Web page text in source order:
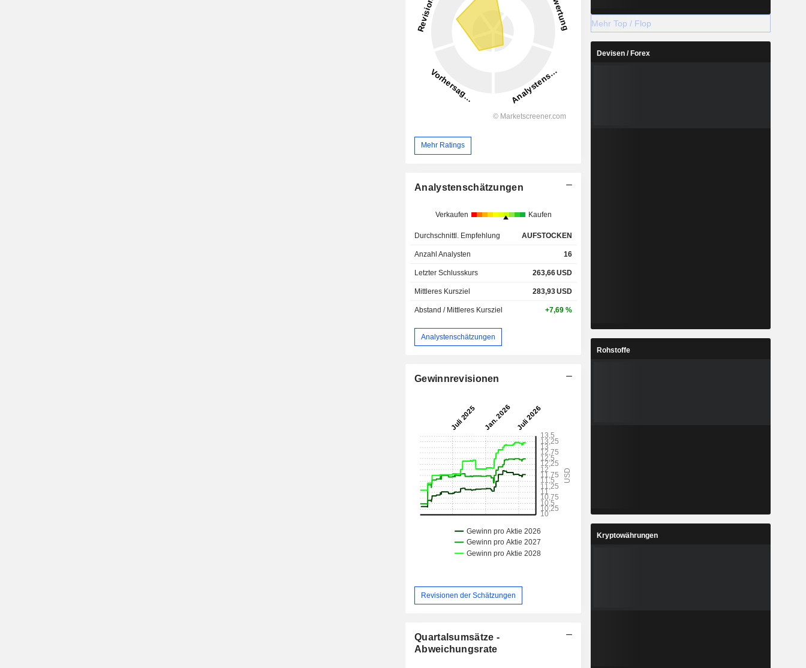
Mehr Ratings
Analystenschätzungen
Verkaufen Kaufen
Durchschnittl. Empfehlung AUFSTOCKEN
Anzahl Analysten 16
Letzter Schlusskurs 263,66USD
Mittleres Kursziel 283,93USD
Abstand / Mittleres Kursziel +7,69 %
Analystenschätzungen
Gewinnrevisionen
Revisionen der Schätzungen
Quartalsumsätze -
Abweichungsrate
Mehr Top / Flop
Devisen / Forex
Rohstoffe
Kryptowährungen